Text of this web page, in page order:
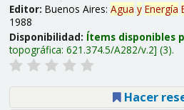
Editor: Buenos Aires: Agua y Energía
1988
Disponibilidad: Ítems disponibles
topográfica: 621.374.5/A282/v.2 (3).
Hacer